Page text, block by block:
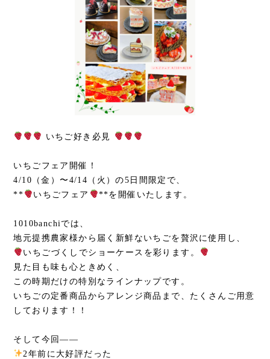
いちご好き必見
いちごフェア開催！
4/10（金）〜4/14（火）の5日間限定で、
**
いちごフェア **を開催いたします。
1010banchiでは、
地元提携農家様から届く新鮮ないちごを贅沢に使用し、
いちごづくしでショーケースを彩ります。
見た目も味も心ときめく、
この時期だけの特別なラインナップです。
いちごの定番商品からアレンジ商品まで、たくさんご用意
しております！！
そして今回――
2年前に大好評だった